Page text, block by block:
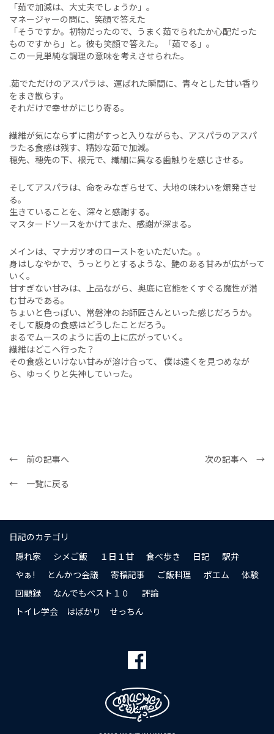
「茹で加減は、大丈夫でしょうか」。
マネージャーの問に、笑顔で答えた
「そうですか。初物だったので、うまく茹でられたか心配だった
ものですから」と。彼も笑顔で答えた。「茹でる」。
この一見単純な調理の意味を考えさせられた。
.茹でただけのアスパラは、運ばれた瞬間に、青々とした甘い香り
をまき散らす。
それだけで幸せがにじり寄る。
繊維が気にならずに歯がすっと入りながらも、アスパラのアスパ
ラたる食感は残す、精妙な茹で加減。
穂先、穂先の下、根元で、繊細に異なる歯触りを感じさせる。
そしてアスパラは、命をみなぎらせて、大地の味わいを爆発させ
る。
生きていることを、深々と感謝する。
マスタードソースをかけてまた、感謝が深まる。
メインは、マナガツオのローストをいただいた。。
身はしなやかで、うっとりとするような、艶のある甘みが広がって
いく。
甘すぎない甘みは、上品ながら、奥底に官能をくすぐる魔性が潜
む甘みである。
ちょいと色っぽい、常磐津のお師匠さんといった感じだろうか。
そして腹身の食感はどうしたことだろう。
まるでムースのように舌の上に広がっていく。
繊維はどこへ行った？
その食感といけない甘みが溶け合って、 僕は遠くを見つめなが
ら、ゆっくりと失神していった。
← 前の記事へ
次の記事へ →
← 一覧に戻る
日記のカテゴリ
隠れ家
シメご飯 １日１甘 食べ歩き 日記
駅弁
やぁ!
とんかつ会議 寄稿記事 ご飯料理 ポエム
体験
回顧録
なんでもベスト１０
評論
トイレ学会 はばかり せっちん